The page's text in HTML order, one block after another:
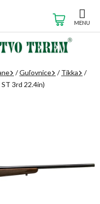
KOŠÍK
/Guľovnice / Tikka
/
3rd 22.4in)